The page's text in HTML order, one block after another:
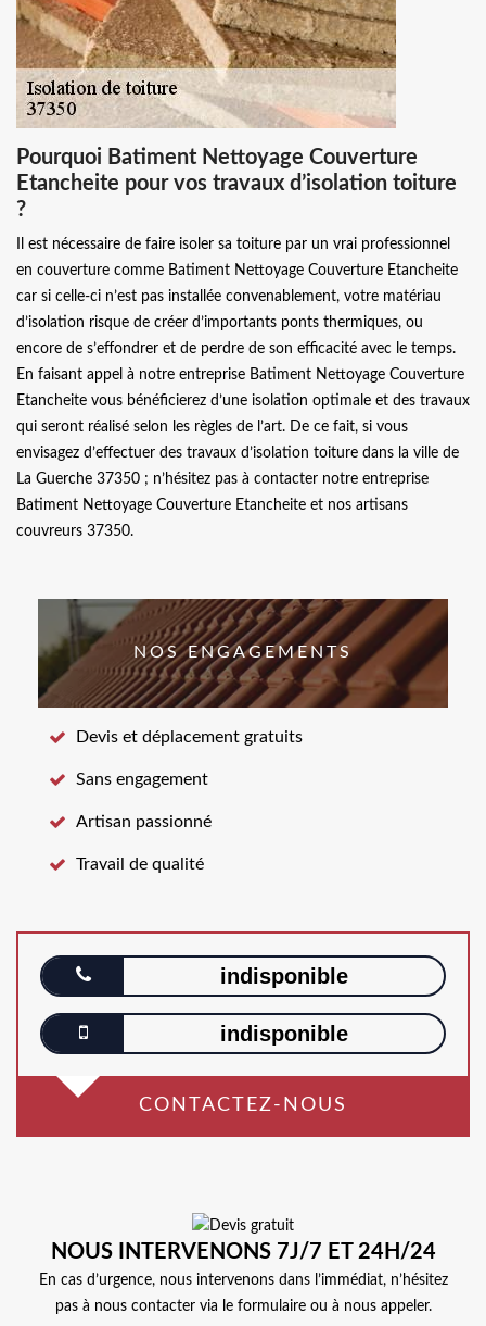
Pourquoi Batiment Nettoyage Couverture
Etancheite pour vos travaux d’isolation toiture
?
Il est nécessaire de faire isoler sa toiture par un vrai professionnel
en couverture comme Batiment Nettoyage Couverture Etancheite
car si celle-ci n’est pas installée convenablement, votre matériau
d’isolation risque de créer d’importants ponts thermiques, ou
encore de s’effondrer et de perdre de son efficacité avec le temps.
En faisant appel à notre entreprise Batiment Nettoyage Couverture
Etancheite vous bénéficierez d’une isolation optimale et des travaux
qui seront réalisé selon les règles de l’art. De ce fait, si vous
envisagez d’effectuer des travaux d’isolation toiture dans la ville de
La Guerche 37350 ; n’hésitez pas à contacter notre entreprise
Batiment Nettoyage Couverture Etancheite et nos artisans
couvreurs 37350.
NOS ENGAGEMENTS
Devis et déplacement gratuits
Sans engagement
Artisan passionné
Travail de qualité
indisponible
indisponible
CONTACTEZ-NOUS
NOUS INTERVENONS 7J/7 ET 24H/24
En cas d’urgence, nous intervenons dans l’immédiat, n’hésitez
pas à nous contacter via le formulaire ou à nous appeler.